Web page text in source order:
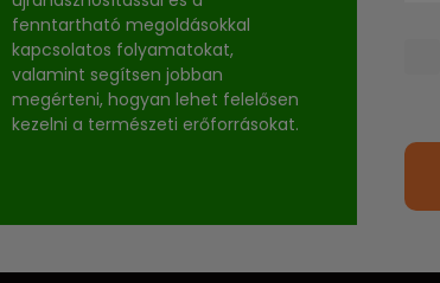
fenntartható megoldásokkal
kapcsolatos folyamatokat,
valamint segítsen jobban
megérteni, hogyan lehet felelősen
kezelni a természeti erőforrásokat.